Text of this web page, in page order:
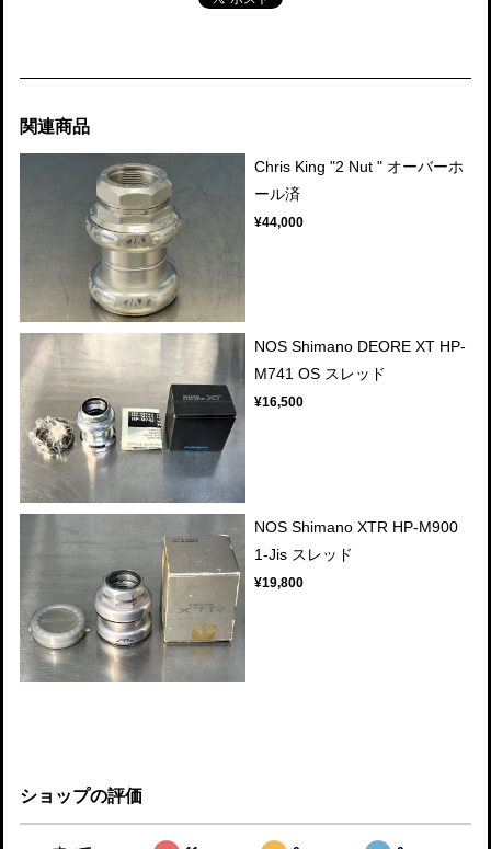
関連商品
Chris King "2 Nut " オーバーホ
ール済
¥44,000
NOS Shimano DEORE XT HP-
M741 OS スレッド
¥16,500
NOS Shimano XTR HP-M900
1-Jis スレッド
¥19,800
ショップの評価